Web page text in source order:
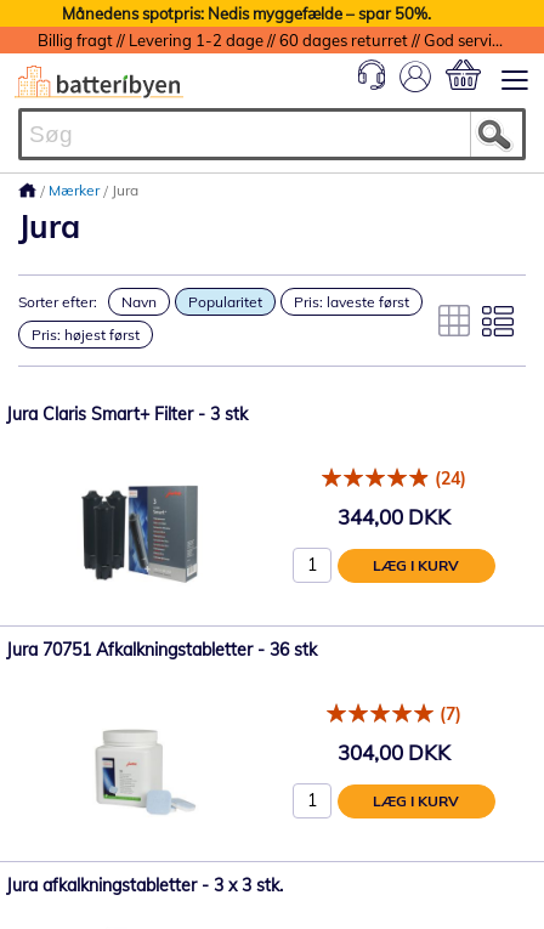
Månedens spotpris: Nedis myggefælde – spar 50%.
Billig fragt // Levering 1-2 dage // 60 dages returret // God service med garanti
Mærker Jura
Jura
Sorter efter: Navn Popularitet
Pris: laveste først
Pris: højest først
Jura Claris Smart+ Filter - 3 stk
(24)
344,00 DKK
LÆG I KURV
Jura 70751 Afkalkningstabletter - 36 stk
(7)
304,00 DKK
LÆG I KURV
Jura afkalkningstabletter - 3 x 3 stk.